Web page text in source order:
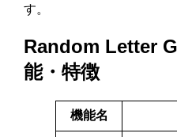
す。
Random Letter
能・特徴
機能名